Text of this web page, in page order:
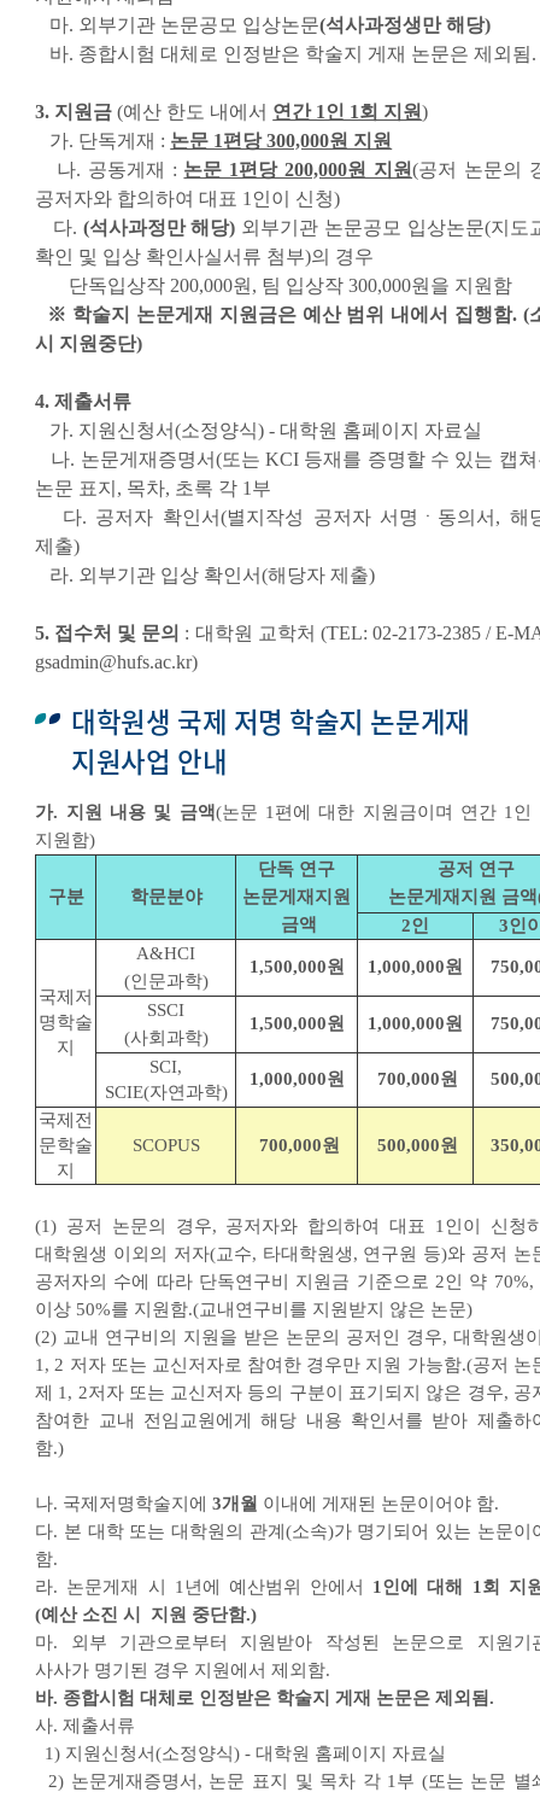
마. 외부기관 논문공모 입상논문(석사과정생만 해당)
바. 종합시험 대체로 인정받은 학술지 게재 논문은 제외됨.
3. 지원금 (예산 한도 내에서 연간 1인 1회 지원)
가. 단독게재 : 논문 1편당 300,000원 지원
나. 공동게재 : 논문 1편당 200,000원 지원(공저 논문의
공저자와 합의하여 대표 1인이 신청)
다. (석사과정만 해당) 외부기관 논문공모 입상논문(지도
확인 및 입상 확인사실서류 첨부)의 경우
단독입상작 200,000원, 팀 입상작 300,000원을 지원함
※ 학술지 논문게재 지원금은 예산 범위 내에서 집행함. (
시 지원중단)
4. 제출서류
가. 지원신청서(소정양식) - 대학원 홈페이지 자료실
나. 논문게재증명서(또는 KCI 등재를 증명할 수 있는 캡쳐
논문 표지, 목차, 초록 각 1부
다. 공저자 확인서(별지작성 공저자 서명ㆍ동의서, 해
제출)
라. 외부기관 입상 확인서(해당자 제출)
5. 접수처 및 문의 : 대학원 교학처 (TEL: 02-2173-2385 / E-
gsadmin@hufs.ac.kr)
대학원생 국제 저명 학술지 논문게재
지원사업 안내
가. 지원 내용 및 금액(논문 1편에 대한 지원금이며 연간 1인
지원함)
구분 학문분야
단독 연구
논문게재지원
금액
공저 연구
논문게재지원 금
2인
3인
국제저
명학술
지
A&HCI
(인문과학)
1,500,000원 1,000,000원
SSCI
(사회과학)
1,500,000원 1,000,000원
SCI,
SCIE(자연과학)
1,000,000원 700,000원
국제전
문학술
지
SCOPUS 700,000원 500,000원
(1) 공저 논문의 경우, 공저자와 합의하여 대표 1인이 신청
대학원생 이외의 저자(교수, 타대학원생, 연구원 등)와 공저 논
공저자의 수에 따라 단독연구비 지원금 기준으로 2인 약 70%,
이상 50%를 지원함.(교내연구비를 지원받지 않은 논문)
(2) 교내 연구비의 지원을 받은 논문의 공저인 경우, 대학원생
1, 2 저자 또는 교신저자로 참여한 경우만 지원 가능함.(공저 논
제 1, 2저자 또는 교신저자 등의 구분이 표기되지 않은 경우, 공
참여한 교내 전임교원에게 해당 내용 확인서를 받아 제출하
함.)
나. 국제저명학술지에 3개월 이내에 게재된 논문이어야 함.
다. 본 대학 또는 대학원의 관계(소속)가 명기되어 있는 논문이
함.
라. 논문게재 시 1년에 예산범위 안에서
1인에 대해 1회 지
(예산 소진 시 지원 중단함.)
마. 외부 기관으로부터 지원받아 작성된 논문으로 지원기
사사가 명기된 경우 지원에서 제외함.
바. 종합시험 대체로 인정받은 학술지 게재 논문은 제외됨.
사. 제출서류
1) 지원신청서(소정양식) - 대학원 홈페이지 자료실
2) 논문게재증명서, 논문 표지 및 목차 각 1부 (또는 논문 별